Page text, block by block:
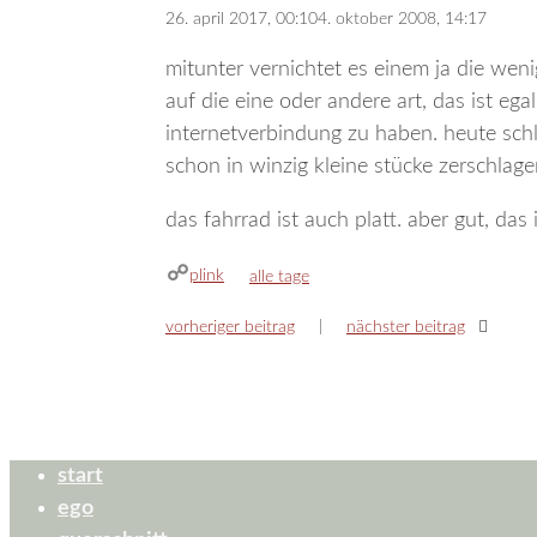
26. april 2017, 00:104. oktober 2008, 14:17
mitunter vernichtet es einem ja die
auf die eine oder andere art, das ist
internetverbindung zu haben. heute
schon in winzig kleine stücke
das fahrrad ist auch platt. aber gut,
plink kategorien
alle tage
vorheriger beitrag nächster beitrag
start
ego